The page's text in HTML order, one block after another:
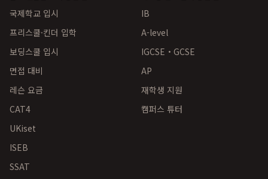
국제학교 입시
프리스쿨·킨더 입학
보딩스쿨 입시
면접 대비
레슨 요금
CAT4
UKiset
ISEB
SSAT
IB
A-level
IGCSE・GCSE
AP
재학생 지원
캠퍼스 튜터